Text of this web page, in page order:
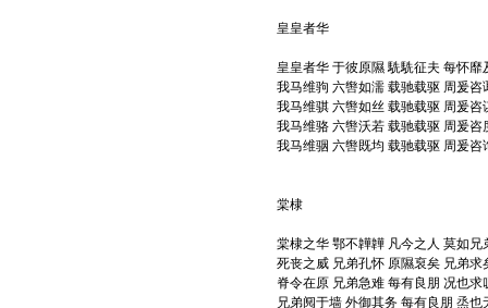
皇皇者华
皇皇者华 于彼原隰 駪駪征夫 每怀靡
我马维驹 六辔如濡 载驰载驱 周爰咨
我马维骐 六辔如丝 载驰载驱 周爰咨
我马维骆 六辔沃若 载驰载驱 周爰咨
我马维骃 六辔既均 载驰载驱 周爰咨
棠棣
棠棣之华 鄂不韡韡 凡今之人 莫如兄
死丧之威 兄弟孔怀 原隰裒矣 兄弟求
脊令在原 兄弟急难 每有良朋 况也求
兄弟阋于墙 外御其务 每有良朋 烝也